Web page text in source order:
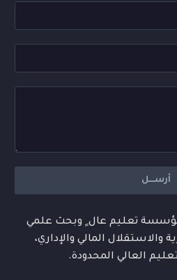
مؤسسة تعليم عال ٍ وبحث علمي
والاستقلال المالي والإداري،
العالي المحدودة.